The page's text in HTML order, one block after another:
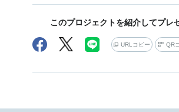
このプロジェクトを紹介してプレ
URLコピー QR